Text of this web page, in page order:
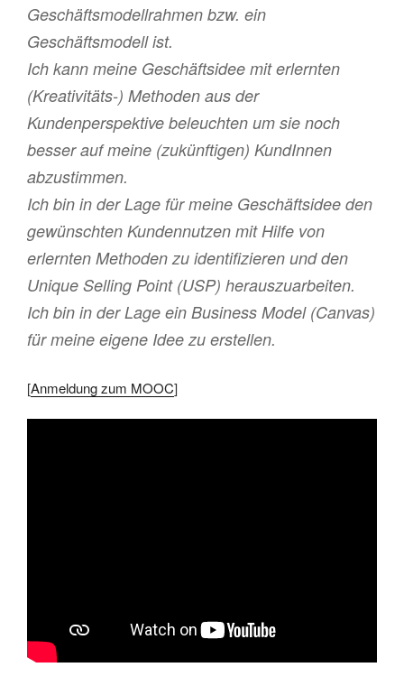
Geschäftsmodellrahmen bzw. ein
Geschäftsmodell ist.
Ich kann meine Geschäftsidee mit erlernten
(Kreativitäts-) Methoden aus der
Kundenperspektive beleuchten um sie noch
besser auf meine (zukünftigen) KundInnen
abzustimmen.
Ich bin in der Lage für meine Geschäftsidee den
gewünschten Kundennutzen mit Hilfe von
erlernten Methoden zu identifizieren und den
Unique Selling Point (USP) herauszuarbeiten.
Ich bin in der Lage ein Business Model (Canvas)
für meine eigene Idee zu erstellen.
[Anmeldung zum MOOC]